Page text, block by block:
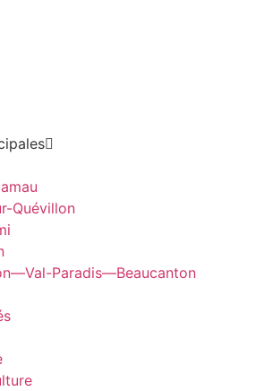
Quévillon
Paradis—Beaucanton